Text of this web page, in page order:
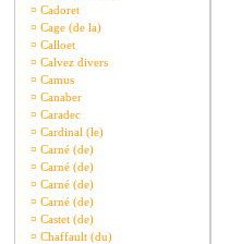
¤ Cadoret
¤ Cage (de la)
¤ Calloet
¤ Calvez divers
¤ Camus
¤ Canaber
¤ Caradec
¤ Cardinal (le)
¤ Carné (de)
¤ Carné (de)
¤ Carné (de)
¤ Carné (de)
¤ Castet (de)
¤ Chaffault (du)